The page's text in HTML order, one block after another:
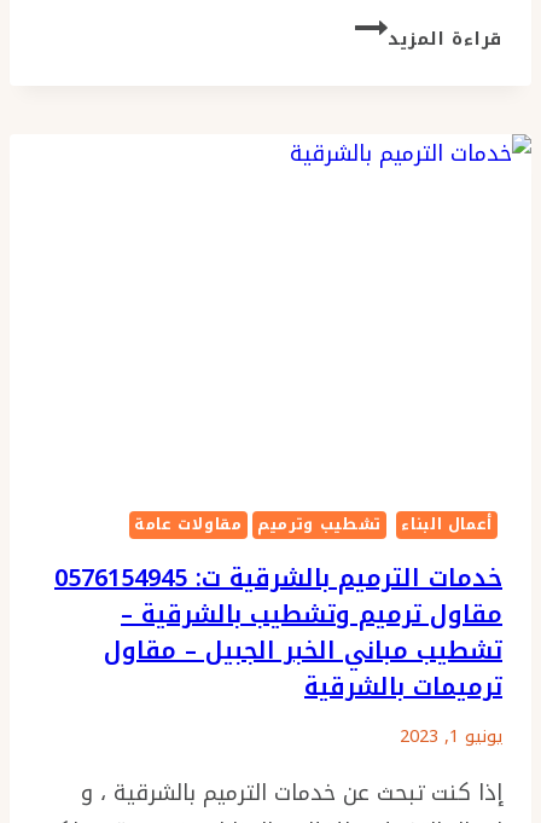
قراءة المزيدمقاول
ترميم
جوال:
0576154945
الجبيل أعمال البناء تشطيب وترميم مقاولات عامة
خدمات الترميم بالشرقية ت: 0576154945
مقاول ترميم وتشطيب بالشرقية –
تشطيب مباني الخبر الجبيل – مقاول
ترميمات بالشرقية
يونيو 1, 2023
إذا كنت تبحث عن خدمات الترميم بالشرقية ، و